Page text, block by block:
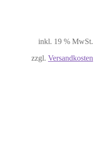
inkl. 19 % MwSt.
zzgl. Versandkosten